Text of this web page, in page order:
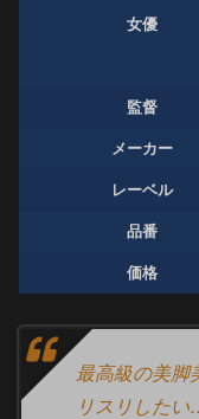
女優
監督
メーカー
レーベル
品番
価格
最高級の美脚
リスリした